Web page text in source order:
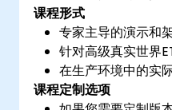
课程形式
专家主导的演示和
针对高级真实世界
在生产环境中的实
课程定制选项